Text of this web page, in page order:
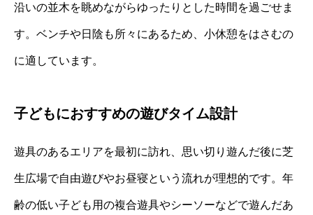
沿いの並木を眺めながらゆったりとした時間を過ごせま
す。ベンチや日陰も所々にあるため、小休憩をはさむの
に適しています。
子どもにおすすめの遊びタイム設計
遊具のあるエリアを最初に訪れ、思い切り遊んだ後に芝
生広場で自由遊びやお昼寝という流れが理想的です。年
齢の低い子ども用の複合遊具やシーソーなどで遊んだあ